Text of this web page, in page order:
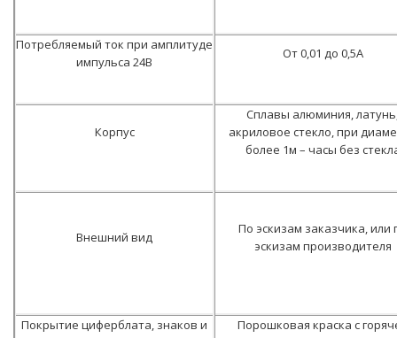
Потребляемый ток при амплитуде
импульса 24В
От 0,01 до 0,5А
Корпус
Сплавы алюминия,
акриловое стекло, при
более 1м – часы без
Внешний вид
По эскизам заказчика, или
эскизам производителя
Покрытие циферблата, знаков и
Порошковая краска с